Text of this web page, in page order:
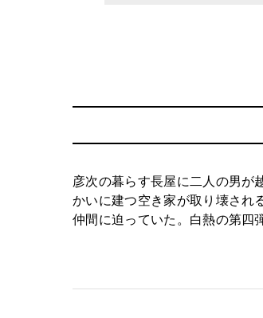
彦次の暮らす長屋に二人の男が
かいに建つ空き家が取り壊され
仲間に迫っていた。白熱の第四